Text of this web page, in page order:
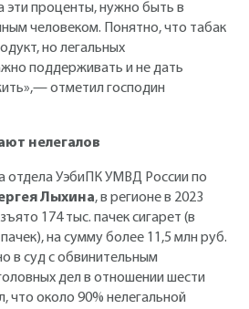
эти проценты, нужно быть в
человеком. Понятно, что табак
но легальных
поддерживать и не дать
отметил господин
нелегалов
отдела УэбиПК УМВД России по
Лыхина, в регионе в 2023
174 тыс. пачек сигарет (в
на сумму более 11,5 млн руб.
в суд с обвинительным
дел в отношении шести
что около 90% нелегальной